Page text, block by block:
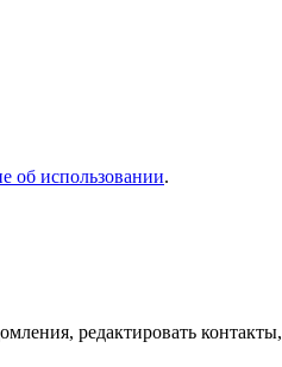
об использовании.
редактировать